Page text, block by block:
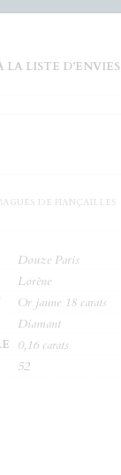
LA LISTE D’ENVIES
DE FIANÇAILLES
Douze Paris
Lorène
Or jaune 18 carats
Diamant
0,16 carats
52